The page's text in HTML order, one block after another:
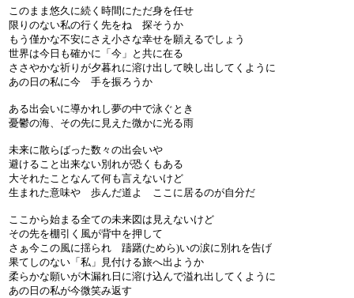
このまま悠久に続く時間にただ身を任せ
限りのない私の行く先をね 探そうか
もう僅かな不安にさえ小さな幸せを願えるでしょう
世界は今日も確かに「今」と共に在る
ささやかな祈りが夕暮れに溶け出して映し出してくように
あの日の私に今 手を振ろうか
ある出会いに導かれし夢の中で泳ぐとき
憂鬱の海、その先に見えた微かに光る雨
未来に散らばった数々の出会いや
避けること出来ない別れが恐くもある
大それたことなんて何も言えないけど
生まれた意味や 歩んだ道よ ここに居るのが自分だ
ここから始まる全ての未来図は見えないけど
その先を棚引く風が背中を押して
さぁ今この風に揺られ 躊躇(ためら)いの涙に別れを告げ
果てしのない「私」見付ける旅へ出ようか
柔らかな願いが木漏れ日に溶け込んで溢れ出してくように
あの日の私が今微笑み返す